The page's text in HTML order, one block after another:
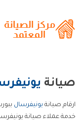
صيانة
ارقام صيانة يونيفرسال
خدمة عملاء صيانة